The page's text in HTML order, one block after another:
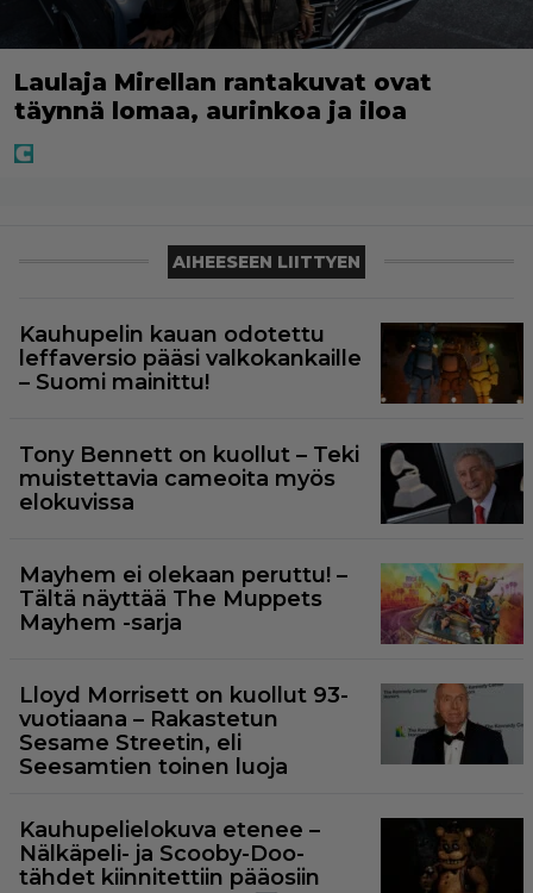
Laulaja Mirellan rantakuvat ovat
täynnä lomaa, aurinkoa ja iloa
AIHEESEEN LIITTYEN
Kauhupelin kauan odotettu
leffaversio pääsi valkokankaille
– Suomi mainittu!
Tony Bennett on kuollut – Teki
muistettavia cameoita myös
elokuvissa
Mayhem ei olekaan peruttu! –
Tältä näyttää The Muppets
Mayhem -sarja
Lloyd Morrisett on kuollut 93-
vuotiaana – Rakastetun
Sesame Streetin, eli
Seesamtien toinen luoja
Kauhupelielokuva etenee –
Nälkäpeli- ja Scooby-Doo-
tähdet kiinnitettiin pääosiin